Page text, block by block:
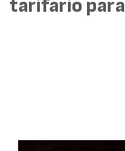
tarifario